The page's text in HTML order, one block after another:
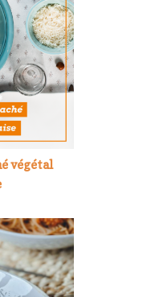
végétal